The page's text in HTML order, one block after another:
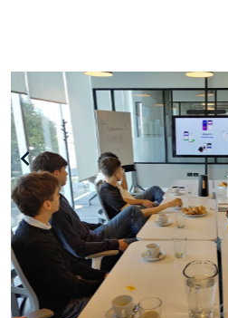
keyboard_arrow_left